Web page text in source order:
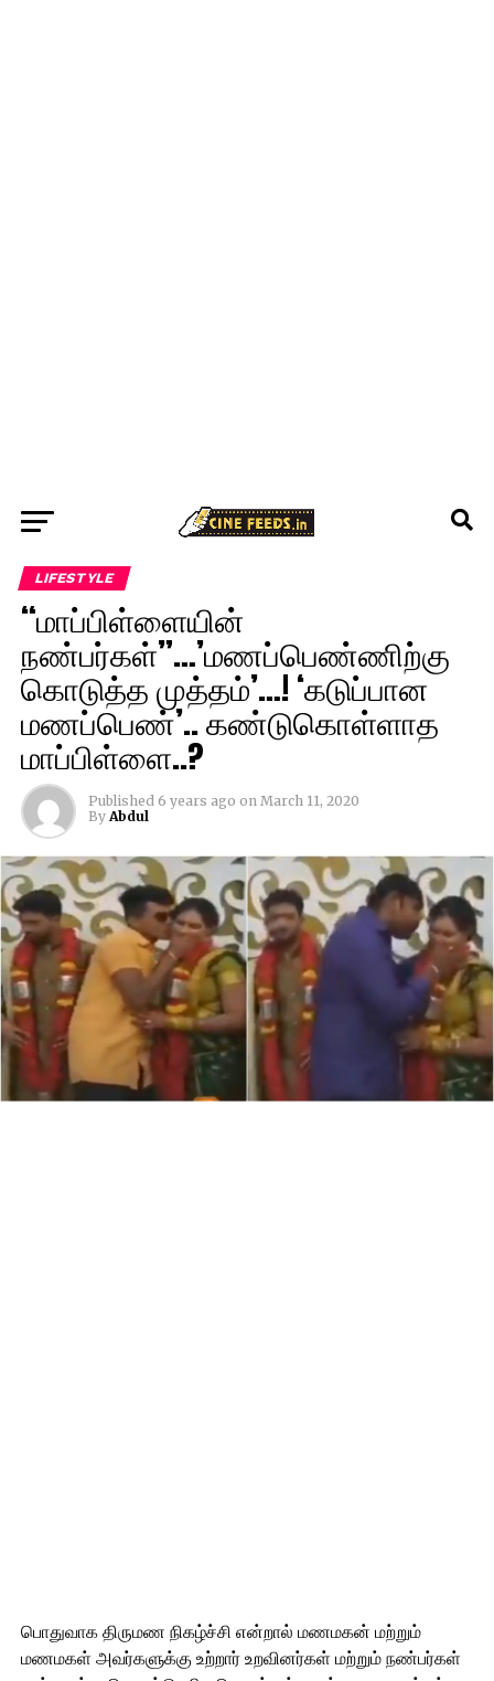
LIFESTYLE
“மாப்பிள்ளையின்
நண்பர்கள்”…’மணப்பெண்ணிற்கு
கொடுத்த முத்தம்’…! ‘கடுப்பான
மணப்பெண்’.. கண்டுகொள்ளாத
மாப்பிள்ளை..?
Published 6 years ago on March 11, 2020
By Abdul
பொதுவாக திருமண நிகழ்ச்சி என்றால் மணமகன் மற்றும்
மணமகள் அவர்களுக்கு உற்றார் உறவினர்கள் மற்றும் நண்பர்கள்